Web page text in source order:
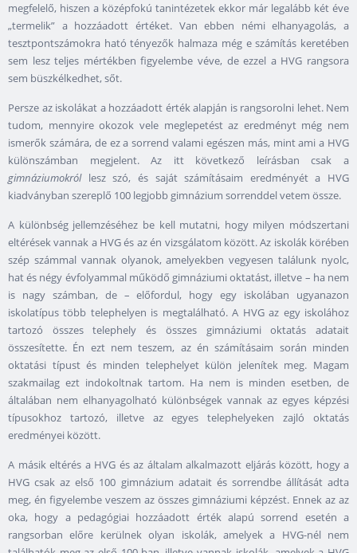
megfelelő, hiszen a középfokú tanintézetek ekkor már legalább két éve
„termelik” a hozzáadott értéket. Van ebben némi elhanyagolás, a
tesztpontszámokra ható tényezők halmaza még e számítás keretében
sem lesz teljes mértékben figyelembe véve, de ezzel a HVG rangsora
sem büszkélkedhet, sőt.
Persze az iskolákat a hozzáadott érték alapján is rangsorolni lehet. Nem
tudom, mennyire okozok vele meglepetést az eredményt még nem
ismerők számára, de ez a sorrend valami egészen más, mint ami a HVG
különszámban megjelent. Az itt következő leírásban csak a
gimnáziumokróllesz szó, és saját számításaim eredményét a HVG
kiadványban szereplő 100 legjobb gimnázium sorrenddel vetem össze.
A különbség jellemzéséhez be kell mutatni, hogy milyen módszertani
eltérések vannak a HVG és az én vizsgálatom között. Az iskolák körében
szép számmal vannak olyanok, amelyekben vegyesen találunk nyolc,
hat és négy évfolyammal működő gimnáziumi oktatást, illetve – ha nem
is nagy számban, de – előfordul, hogy egy iskolában ugyanazon
iskolatípus több telephelyen is megtalálható. A HVG az egy iskolához
tartozó összes telephely és összes gimnáziumi oktatás adatait
összesítette. Én ezt nem teszem, az én számításaim során minden
oktatási típust és minden telephelyet külön jelenítek meg. Magam
szakmailag ezt indokoltnak tartom. Ha nem is minden esetben, de
általában nem elhanyagolható különbségek vannak az egyes képzési
típusokhoz tartozó, illetve az egyes telephelyeken zajló oktatás
eredményei között.
A másik eltérés a HVG és az általam alkalmazott eljárás között, hogy a
HVG csak az első 100 gimnázium adatait és sorrendbe állítását adta
meg, én figyelembe veszem az összes gimnáziumi képzést. Ennek az az
oka, hogy a pedagógiai hozzáadott érték alapú sorrend esetén a
rangsorban előre kerülnek olyan iskolák, amelyek a HVG-nél nem